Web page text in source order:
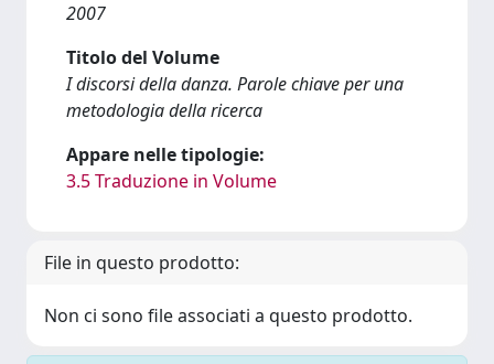
2007
Titolo del Volume
I discorsi della danza. Parole chiave per una
metodologia della ricerca
Appare nelle tipologie:
3.5 Traduzione in Volume
File in questo prodotto:
Non ci sono file associati a questo prodotto.